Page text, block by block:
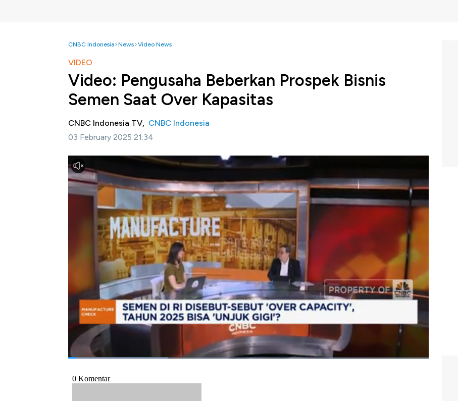
CNBC Indonesia News Video News
VIDEO
Video: Pengusaha Beberkan Prospek Bisnis
Semen Saat Over Kapasitas
CNBC Indonesia TV, CNBC Indonesia
03 February 2025 21:34
Jakarta, CNBC Indonesia- Pemerintahan Prabowo mencanangkan pembangunan 3 juta rumah.
Menurut Direktur Utama PT Indocement Tunggal Prakasa Tbk Christian Kartawijaya, hal inipun
menjadi katalis positif bagi industri konstruksi dan pendukungnya, termasuk semen.
Christian juga mengungkapkan sejumlah prospek bisnis semen, di saat industri ini mengalami over
supply. Seperti apa?
Selengkapnya saksikan dialog Bunga Cinka bersama Direktur Utama PT Indocement Tunggal Prakasa
Tbk Christian Kartawijaya di Program Manufacture Check CNBC Indonesia, Senin (03/02/2025).
Bagikan:
#semen #indocement